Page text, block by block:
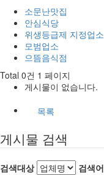
소문난맛집
안심식당
위생등급제 지정업소
모범업소
으뜸음식점
Total 0건 1 페이지
게시물이 없습니다.
목록
게시물 검색
검색대상 검색어